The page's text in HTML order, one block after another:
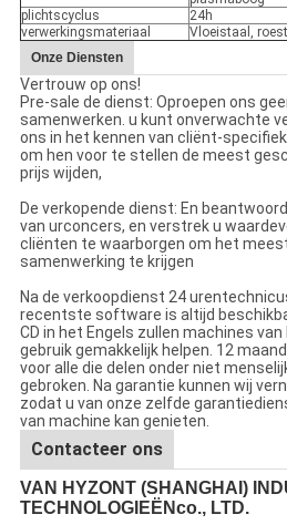
plichtscyclus
24h
verwerkingsmateriaal
Vloeistaal,
Onze Diensten
Vertrouw op ons!
Pre-sale de dienst: Oproepen ons
samenwerken. u kunt onverwachte
ons in het kennen van cliënt-
om hen voor te stellen de meest
prijs wijden,
De verkopende dienst: En
van urconcers, en verstrek u
cliënten te waarborgen om het
samenwerking te krijgen
Na de verkoopdienst 24
recentste software is altijd
CD in het Engels zullen machines
gebruik gemakkelijk helpen. 12
voor alle die delen onder niet
gebroken. Na garantie kunnen wij
zodat u van onze zelfde
van machine kan genieten.
Contacteer ons
VAN HYZONT (SHANGHAI)
TECHNOLOGIEËNco., LTD.